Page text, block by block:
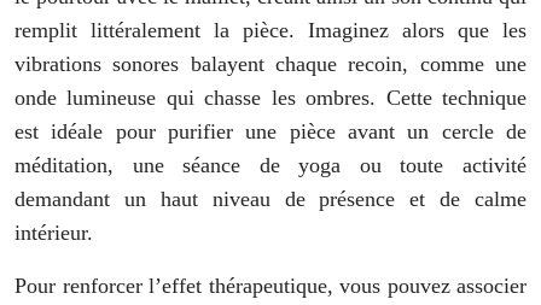
remplit littéralement la pièce. Imaginez alors que les
vibrations sonores balayent chaque recoin, comme une
onde lumineuse qui chasse les ombres. Cette technique
est idéale pour purifier une pièce avant un cercle de
méditation, une séance de yoga ou toute activité
demandant un haut niveau de présence et de calme
intérieur.
Pour renforcer l’effet thérapeutique, vous pouvez associer